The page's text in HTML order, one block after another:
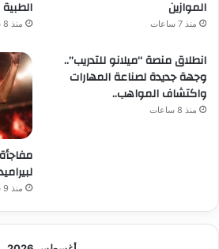
الموازين
منذ 7 ساعات منذ 8 ساعات
انطلاق منصة “ميلانو للتدريب”..
وجهة جديدة لصناعة المهارات
واكتشاف المواهب..
منذ 8 ساعات
منذ 9 ساعات